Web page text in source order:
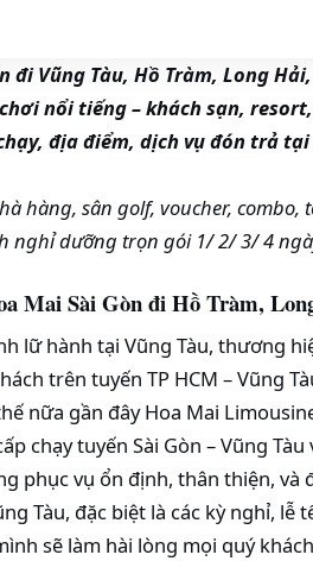
đi Vũng Tàu, Hồ Tràm, Long
nổi tiếng –khách sạn,
địa điểm, dịch vụ đón trả
hàng, sân golf, voucher, combo,
nghỉ dưỡng trọn gói 1/ 2/ 3/ 4
Mai Sài Gòn đi Hồ Tràm,
lữ hành tại Vũng Tàu, thương
trên tuyến TP HCM – Vũng
nữa gần đây Hoa Mai
chạy tuyến Sài Gòn – Vũng Tàu
phục vụ ổn định, thân thiện, và
Tàu, đặc biệt là các kỳ nghỉ, lễ
sẽ làm hài lòng mọi quý